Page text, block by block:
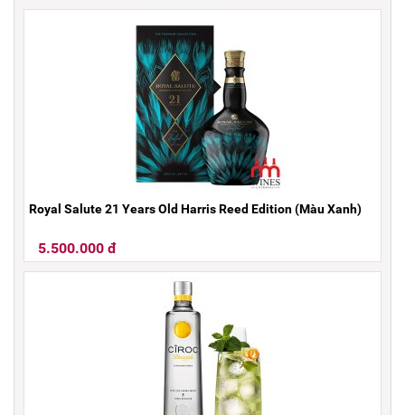
Royal Salute 21 Years Old Harris Reed Edition (Màu Xanh)
5.500.000 đ